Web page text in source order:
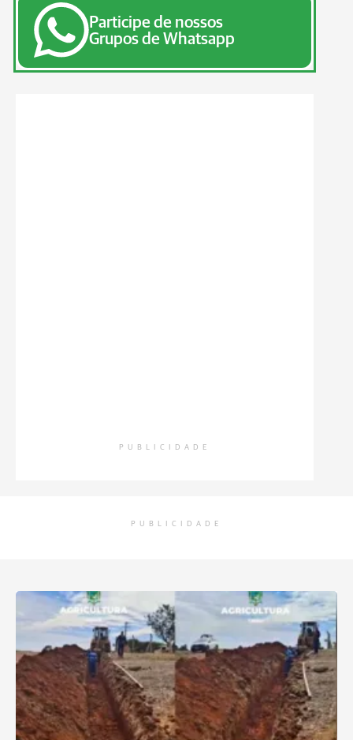
Participe de nossos
Grupos de Whatsapp
PUBLICIDADE
PUBLICIDADE